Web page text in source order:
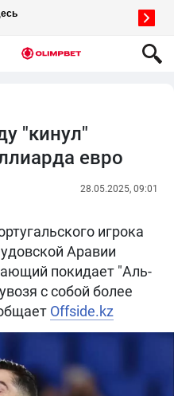
"кинул"
евро
28.05.2025, 09:01
игрока
Аравии
покидает "Аль-
с собой более
Offside.kz